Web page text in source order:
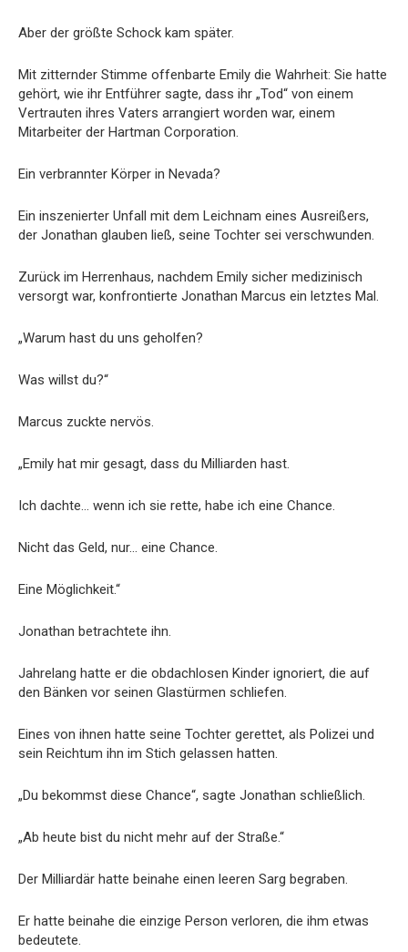
Aber der größte Schock kam später.
Mit zitternder Stimme offenbarte Emily die Wahrheit: Sie hatte
gehört, wie ihr Entführer sagte, dass ihr „Tod“ von einem
Vertrauten ihres Vaters arrangiert worden war, einem
Mitarbeiter der Hartman Corporation.
Ein verbrannter Körper in Nevada?
Ein inszenierter Unfall mit dem Leichnam eines Ausreißers,
der Jonathan glauben ließ, seine Tochter sei verschwunden.
Zurück im Herrenhaus, nachdem Emily sicher medizinisch
versorgt war, konfrontierte Jonathan Marcus ein letztes Mal.
„Warum hast du uns geholfen?
Was willst du?“
Marcus zuckte nervös.
„Emily hat mir gesagt, dass du Milliarden hast.
Ich dachte… wenn ich sie rette, habe ich eine Chance.
Nicht das Geld, nur… eine Chance.
Eine Möglichkeit.“
Jonathan betrachtete ihn.
Jahrelang hatte er die obdachlosen Kinder ignoriert, die auf
den Bänken vor seinen Glastürmen schliefen.
Eines von ihnen hatte seine Tochter gerettet, als Polizei und
sein Reichtum ihn im Stich gelassen hatten.
„Du bekommst diese Chance“, sagte Jonathan schließlich.
„Ab heute bist du nicht mehr auf der Straße.“
Der Milliardär hatte beinahe einen leeren Sarg begraben.
Er hatte beinahe die einzige Person verloren, die ihm etwas
bedeutete.